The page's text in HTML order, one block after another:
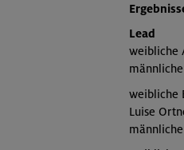
Lead
weibliche
weibliche
Luise